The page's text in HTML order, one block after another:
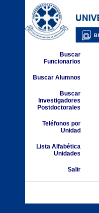
Buscar
Funcionarios
Buscar Alumnos
Buscar
Investigadores
Postdoctorales
Teléfonos por
Unidad
Lista Alfabética
Unidades
Salir